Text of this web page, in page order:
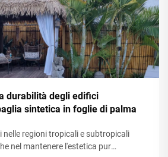
durabilità degli edifici
sintetica in foglie di palma
nelle regioni tropicali e subtropicali
nel mantenere l'estetica pur